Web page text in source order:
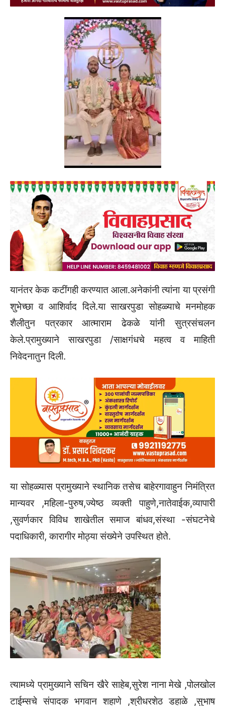
यानंतर केक कटींगही करण्यात आला.अनेकांनी त्यांना या प्रसंगी
शुभेच्छा व आशिर्वाद दिले.या साखरपुडा सोहळ्याचे मनमोहक
शैलीतुन पत्रकार आत्माराम ढेकळे यांनी सुत्रसंचलन
केले.प्रामुख्याने साखरपुडा /साक्षगंधचे महत्व व माहिती
निवेदनातुन दिली.
या सोहळ्यास प्रामुख्याने स्थानिक तसेच बाहेरगावाहुन निमंत्रित
मान्यवर ,महिला-पुरुष,ज्येष्ठ व्यक्ती पाहुणे,नातेवाईक,व्यापारी
,सुवर्णकार विविध शाखेतील समाज बांधव,संस्था -संघटनेचे
पदाधिकारी, कारागीर मोठ्या संख्येने उपस्थित होते.
त्यामध्ये प्रामुख्याने सचिन खैरे साहेब,सुरेश नाना मेखे ,पोलखोल
टाईम्सचे संपादक भगवान शहाणे ,श्रीधरशेठ डहाळे ,सुभाष